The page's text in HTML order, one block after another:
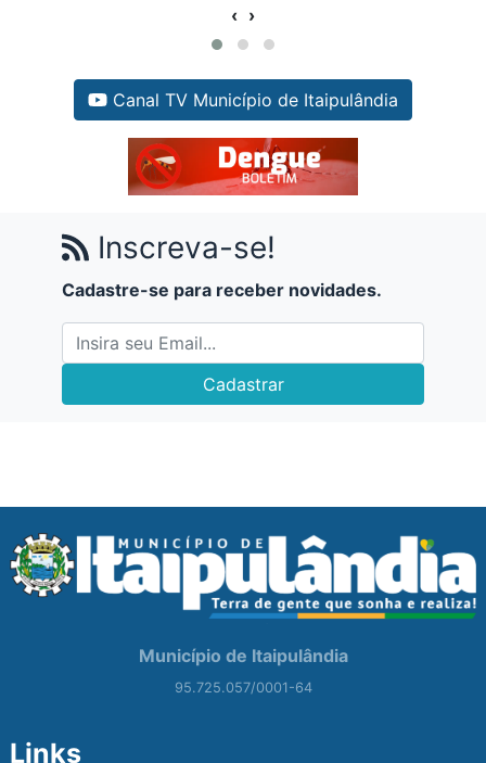
‹ ›
Canal TV Município de Itaipulândia
Inscreva-se!
Cadastre-se para receber novidades.
Cadastrar
Município de Itaipulândia
95.725.057/0001-64
Links